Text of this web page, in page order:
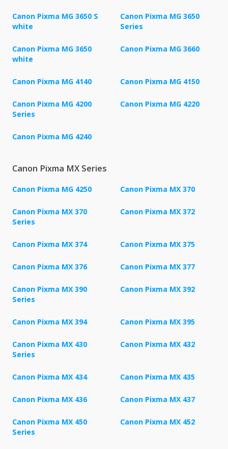
Canon Pixma MG 3650 S
white
Canon Pixma MG 3650
Series
Canon Pixma MG 3650
white
Canon Pixma MG 3660
Canon Pixma MG 4140 Canon Pixma MG 4150
Canon Pixma MG 4200
Series
Canon Pixma MG 4220
Canon Pixma MG 4240
Canon Pixma MX Series
Canon Pixma MG 4250 Canon Pixma MX 370
Canon Pixma MX 370
Series
Canon Pixma MX 372
Canon Pixma MX 374 Canon Pixma MX 375
Canon Pixma MX 376 Canon Pixma MX 377
Canon Pixma MX 390
Series
Canon Pixma MX 392
Canon Pixma MX 394 Canon Pixma MX 395
Canon Pixma MX 430
Series
Canon Pixma MX 432
Canon Pixma MX 434 Canon Pixma MX 435
Canon Pixma MX 436 Canon Pixma MX 437
Canon Pixma MX 450
Series
Canon Pixma MX 452